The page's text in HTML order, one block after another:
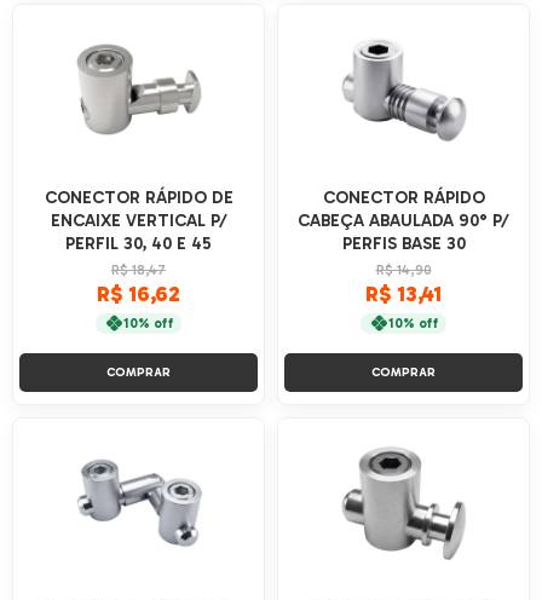
CONECTOR RÁPIDO DE
ENCAIXE VERTICAL P/
PERFIL 30, 40 E 45
R$ 18,47
R$ 16,62
10% off
COMPRAR
CONECTOR RÁPIDO
CABEÇA ABAULADA 90° P/
PERFIS BASE 30
R$ 14,90
R$ 13,41
10% off
COMPRAR